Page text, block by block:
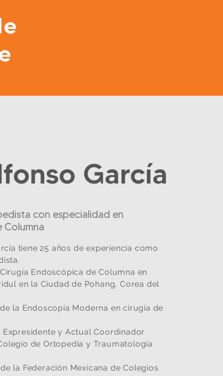
García
con especialidad en
Columna
tiene 25 años de experiencia como
Endoscópica de Columna en
en la Ciudad de Pohang, Corea del
la Endoscopía Moderna en cirugía de
y Actual Coordinador
de Ortopedia y Traumatología
la Federación Mexicana de Colegios